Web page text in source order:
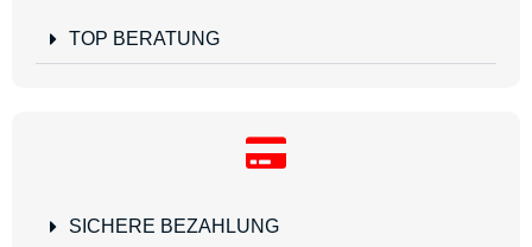
TOP BERATUNG
SICHERE BEZAHLUNG